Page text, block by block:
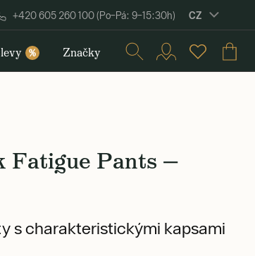
+420 605 260 100 (Po–Pá: 9–15:30h) CZ
% Značky
Fatigue Pants —
s charakteristickými kapsami